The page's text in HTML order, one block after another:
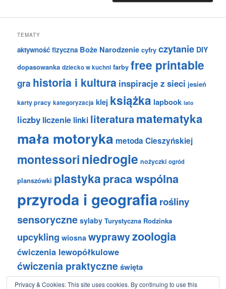
TEMATY
aktywność fizyczna Boże Narodzenie cyfry czytanie DIY
dopasowanka dziecko w kuchni farby free printable
gra historia i kultura inspiracje z sieci jesień
karty pracy kategoryzacja klej książka lapbook lato
liczby liczenie linki literaturamatematyka
mała motoryka metoda Cieszyńskiej
montessoriniedrogie nożyczki ogród
planszówki plastykapraca wspólna
przyroda i geografiarośliny
sensoryczne sylaby Turystyczna Rodzinka
upcykling wiosna wyprawyzoologia
ćwiczenia lewopółkulowe
ćwiczenia praktyczneświęta
Privacy & Cookies: This site uses cookies. By continuing to use this